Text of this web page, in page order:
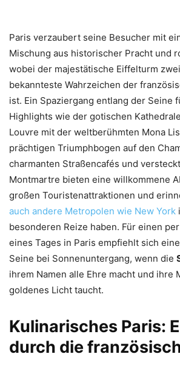
Paris verzaubert seine Besucher mit
Mischung aus historischer Pracht und
wobei der majestätische Eiffelturm
bekannteste Wahrzeichen der
ist. Ein Spaziergang entlang der Seine
Highlights wie der gotischen
Louvre mit der weltberühmten Mona
prächtigen Triumphbogen auf den
charmanten Straßencafés und
Montmartre bieten eine willkommene
großen Touristenattraktionen und
auch andere Metropolen wie New York
besonderen Reize haben. Für einen
eines Tages in Paris empfiehlt sich
Seine bei Sonnenuntergang, wenn die
ihrem Namen alle Ehre macht und ihre
goldenes Licht taucht.
Kulinarisches Paris:
durch die